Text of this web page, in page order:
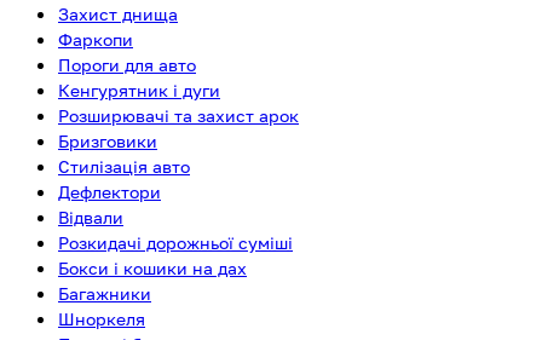
Захист днища
Фаркопи
Пороги для авто
Кенгурятник і дуги
Розширювачі та захист арок
Бризговики
Стилізація авто
Дефлектори
Відвали
Розкидачі дорожньої суміші
Бокси і кошики на дах
Багажники
Шноркеля